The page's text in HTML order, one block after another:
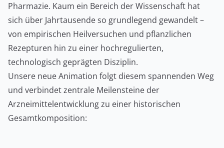
Pharmazie. Kaum ein Bereich der Wissenschaft hat
sich über Jahrtausende so grundlegend gewandelt –
von empirischen Heilversuchen und pflanzlichen
Rezepturen hin zu einer hochregulierten,
technologisch geprägten Disziplin.
Unsere neue Animation folgt diesem spannenden Weg
und verbindet zentrale Meilensteine der
Arzneimittelentwicklung zu einer historischen
Gesamtkomposition: